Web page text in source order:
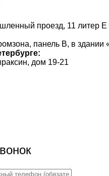
проезд, 11 литер Е
панель В, в
дом 19-21